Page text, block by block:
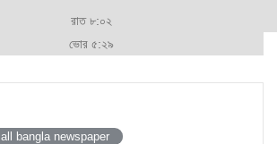
রাত ৮:০২
ভোর ৫:২৯
all bangla newspaper